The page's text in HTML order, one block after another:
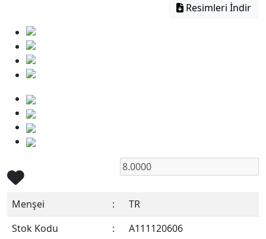
Resimleri İndir
Menşei :
TR
Stok Kodu
:
A111120606